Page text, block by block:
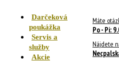
Darčeková
poukážka
Servis a
služby
Akcie
Máte
Po - Pi:
Nájdete